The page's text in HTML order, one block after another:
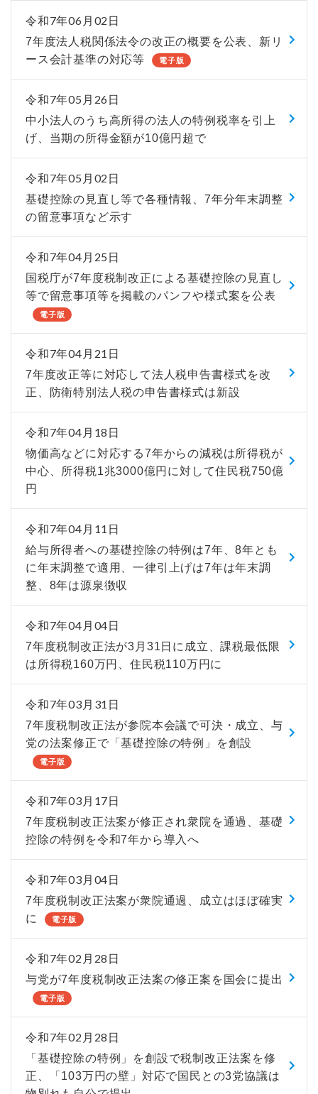
令和7年06月02日
7年度法人税関係法令の改正の概要を公表、新リ
ース会計基準の対応等
電子版
令和7年05月26日
中小法人のうち高所得の法人の特例税率を引上
げ、当期の所得金額が10億円超で
令和7年05月02日
基礎控除の見直し等で各種情報、7年分年末調整
の留意事項など示す
令和7年04月25日
国税庁が7年度税制改正による基礎控除の見直し
等で留意事項等を掲載のパンフや様式案を公表
電子版
令和7年04月21日
7年度改正等に対応して法人税申告書様式を改
正、防衛特別法人税の申告書様式は新設
令和7年04月18日
物価高などに対応する7年からの減税は所得税が
中心、所得税1兆3000億円に対して住民税750億
円
令和7年04月11日
給与所得者への基礎控除の特例は7年、8年とも
に年末調整で適用、一律引上げは7年は年末調
整、8年は源泉徴収
令和7年04月04日
7年度税制改正法が3月31日に成立、課税最低限
は所得税160万円、住民税110万円に
令和7年03月31日
7年度税制改正法が参院本会議で可決・成立、与
党の法案修正で「基礎控除の特例」を創設
電子版
令和7年03月17日
7年度税制改正法案が修正され衆院を通過、基礎
控除の特例を令和7年から導入へ
令和7年03月04日
7年度税制改正法案が衆院通過、成立はほぼ確実
に
電子版
令和7年02月28日
与党が7年度税制改正法案の修正案を国会に提出
電子版
令和7年02月28日
「基礎控除の特例」を創設で税制改正法案を修
正、「103万円の壁」対応で国民との3党協議は